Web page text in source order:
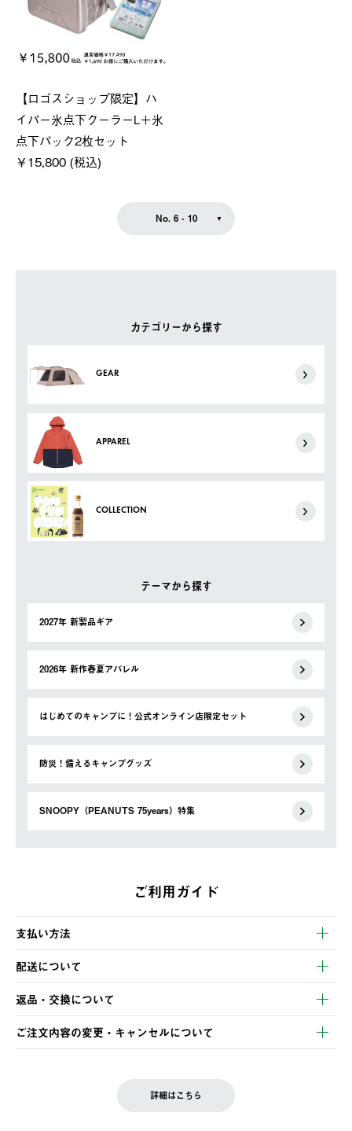
カテゴリーから探す
GEAR
APPAREL
COLLECTION
テーマから探す
2027年 新製品ギア
2026年 新作春夏アパレル
はじめてのキャンプに！公式オンライン店限定セット
防災！備えるキャンプグッズ
SNOOPY（PEANUTS 75years）特集
【ロゴスショップ限定】ハ
イパー氷点下クーラーL＋氷
点下パック2枚セット
￥15,800 (税込)
No. 6 - 10
ご利用ガイド
支払い方法
以下のいずれかの方法でお支払いいただけます。
・クレジットカード決済
・コンビニ決済
・Pay-easy決済
配送について
【発送スケジュール】
ご注文・ご入金完了より2営業日以内に商品を発送いたします。
土日祝の発送はございませんので、木曜日以降のご注文は週明け
の発送となる場合がございます。
返品・交換について
※お客様都合の場合
お客様都合の返品にかかる送料は、お客様ご負担とさせていただ
ご注文内容の変更・キャンセルについて
LOGOS FAMILY会員の方は、会員マイページ内 購入履歴画面に
詳細はこちら